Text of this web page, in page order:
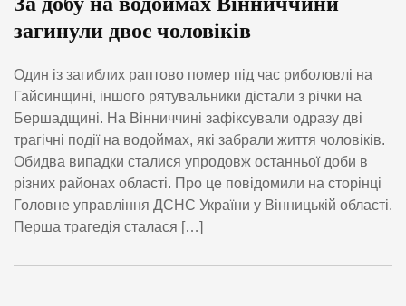
загинули двоє чоловіків
Один із загиблих раптово помер під час риболовлі на
Гайсинщині, іншого рятувальники дістали з річки на
Бершадщині. На Вінниччині зафіксували одразу дві
трагічні події на водоймах, які забрали життя чоловіків.
Обидва випадки сталися упродовж останньої доби в
різних районах області. Про це повідомили на сторінці
Головне управління ДСНС України у Вінницькій області.
Перша трагедія сталася […]